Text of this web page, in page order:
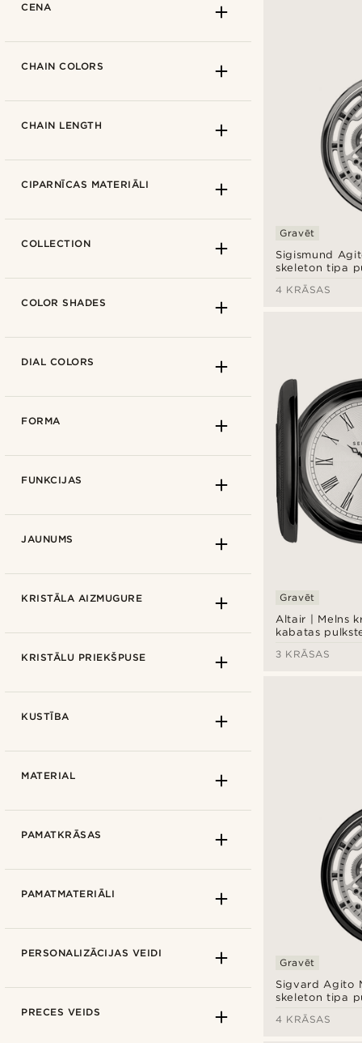
Sigismund
skeleton tipa
Gravēt
4 KRĀSAS
Altair | Melns
kabatas
Gravēt
3 KRĀSAS
Sigvard Agito
skeleton tipa
Gravēt
4 KRĀSAS
4,2 cm
(9)
(4)
8 mm
(5)
(2)
CENA
CHAIN COLORS
Melns
(7)
CHAIN LENGTH
30 cm
(5)
CIPARNĪCAS MATERIĀLI
Nerūsējošais tērauds (16)
COLLECTION
Agito
(4)
(1)
Time Keeper
(5)
COLOR SHADES
Rozā zelts
(1)
(10)
DIAL COLORS
Balts
(9)
(4)
FORMA
Apaļš (18)
FUNKCIJAS
24 stundu formāts
JAUNUMS
Nē (9)
KRISTĀLA AIZMUGURE
Minerāla (4)
KRISTĀLU PRIEKŠPUSE
Minerāla
(8)
KUSTĪBA
Analogais
(13)
MATERIAL
PAMATKRĀSAS
PAMATMATERIĀLI
PERSONALIZĀCIJAS VEIDI
PRECES VEIDS